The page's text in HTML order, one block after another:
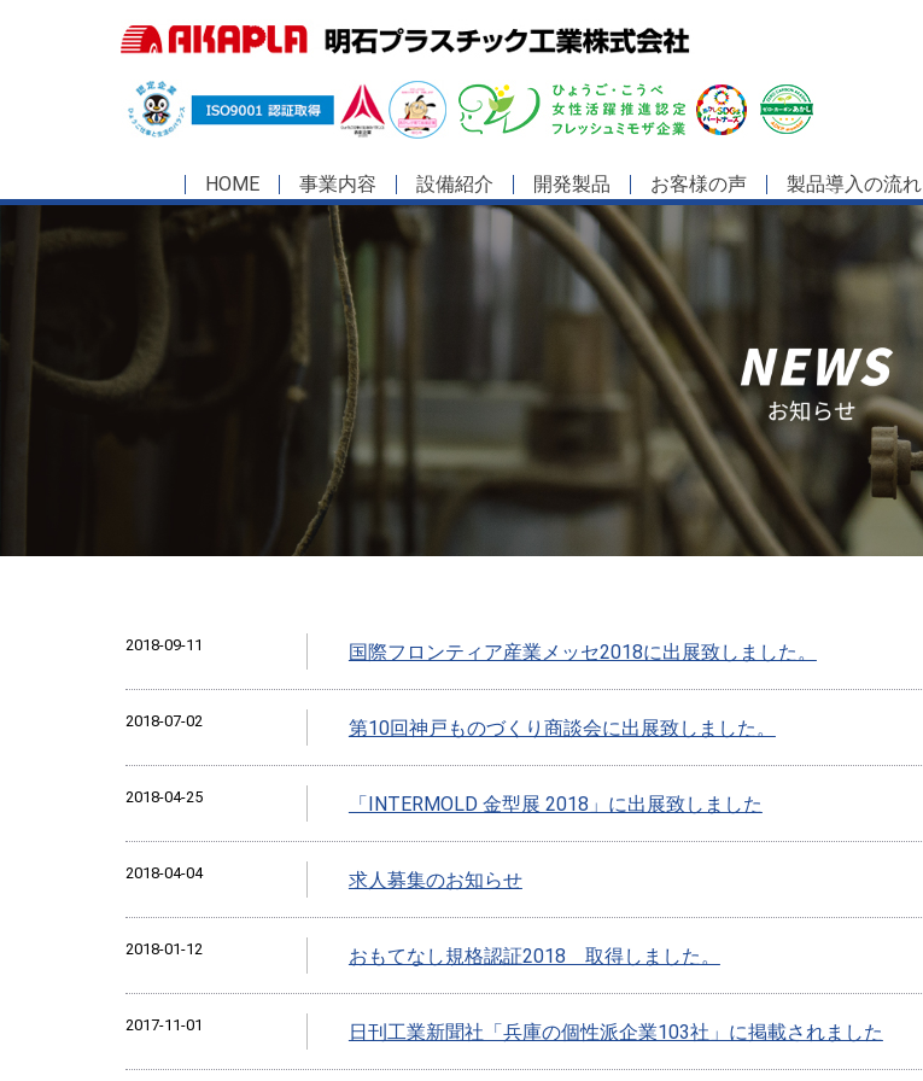
HOME 事業内容 設備紹介 開発製品 お客様の声 製品導入の流れ
2018-09-11 国際フロンティア産業メッセ2018に出展致しました。
2018-07-02 第10回神戸ものづくり商談会に出展致しました。
2018-04-25 「INTERMOLD 金型展 2018」に出展致しました
2018-04-04 求人募集のお知らせ
2018-01-12 おもてなし規格認証2018 取得しました。
2017-11-01 日刊工業新聞社「兵庫の個性派企業103社」に掲載されました